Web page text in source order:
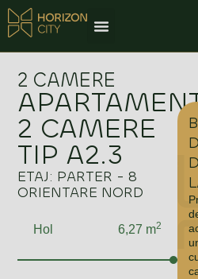
2 CAMERE
2 CAMERE
TIP A2.3
ETAJ: PARTER - 8
ORIENTARE NORD
Hol 6,27 m2